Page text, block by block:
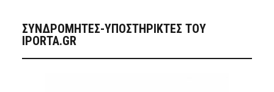
ΣΥΝΔΡΟΜΗΤΈΣ-ΥΠΟΣΤΗΡΙΚΤΈΣ ΤΟΥ
IPORTA.GR